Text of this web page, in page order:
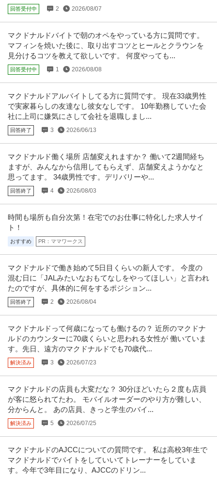
回答受付中 2 2026/08/07
マクドナルドバイトで朝のオペをやっている方に質問です。
マフィンを焼いた後に、取り出すコツとヒールとクラウンを
見分けるコツを教えて欲しいです。 何度やっても...
回答受付中 1 2026/08/08
マクドナルドアルバイトしてる方に質問です。 現在33歳男性
で実家暮らしの友達なし彼女なしです。 10年勤務していた会
社に上司に嫌気にさして会社を退職しまし...
回答終了 3 2026/06/13
マクドナルド働く場所 店舗変えれますか？ 働いて2週間経ち
ますが、みんなから信用してもらえず、店舗変えようかなと
思ってます。 34歳男性です。デリバリーや...
回答終了 4 2026/08/03
時間も場所も自分次第！在宅でのお仕事に特化した求人サイ
ト！
おすすめ PR：ママワークス
マクドナルドで働き始めて5日目くらいの新人です。 今度の
混む日に「JALみたいなおもてなしをやってほしい」と言われ
たのですが、具体的に何をするポジション...
回答終了 2 2026/08/04
マクドナルドって何歳になっても働けるの？ 近所のマクドナ
ルドのカウンターに70歳くらいと思われる女性が 働いていま
す。先日、遠方のマクドナルドでも70歳代...
解決済み 3 2026/07/23
マクドナルドの店員も大変だな？ 30分ほどいたら２度も店員
が客に怒られてたわ。 モバイルオーダーのやり方が難しい、
分からんと。 あの店員、きっと学生のバイ...
解決済み 5 2026/07/25
マクドナルドのAJCCについての質問です。 私は高校3年生で
マクドナルドでバイトをしていいてトレーナーをしていま
す。今年で3年目になり、AJCCのドリン...